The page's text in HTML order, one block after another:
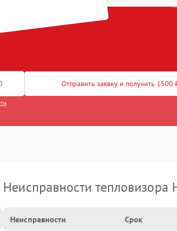
Отправить заявку и получить 1500
Неисправности тепловизора
Неисправности Срок